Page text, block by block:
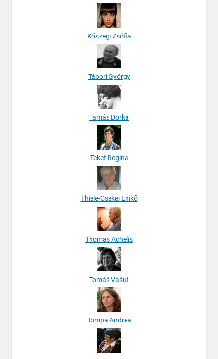
Kőszegi Zsófia
Tábori György
Tamás Dorka
Teket Regina
Thiele-Csekei Enikő
Thomas Achelis
Tomáš Vašut
Tompa Andrea